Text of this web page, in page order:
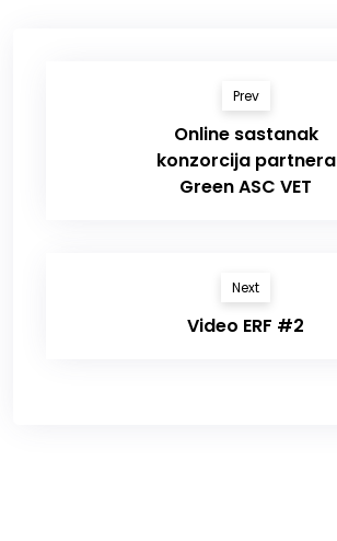
Prev
Online sastanak
konzorcija partnera
Green ASC VET
Next
Video ERF #2